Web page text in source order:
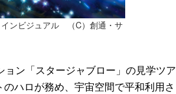
インビジュアル （C）創通・サ
ン「スタージャブロー」の見学ツア
ハロが務め、宇宙空間で平和利用さ